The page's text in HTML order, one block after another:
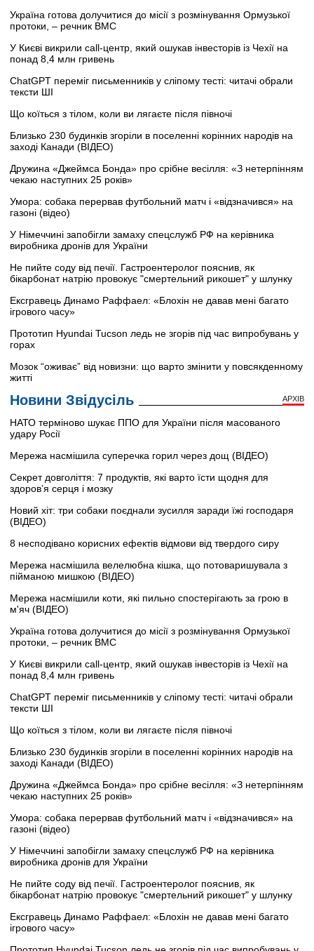
Україна готова долучитися до місії з розмінування Ормузької
протоки, – речник ВМС
У Києві викрили call-центр, який ошукав інвесторів із Чехії на
понад 8,4 млн гривень
ChatGPT переміг письменників у сліпому тесті: читачі обрали
тексти ШІ
Що коїться з тілом, коли ви лягаєте після півночі
Близько 230 будинків згоріли в поселенні корінних народів на
заході Канади (ВІДЕО)
Дружина «Джеймса Бонда» про срібне весілля: «З нетерпінням
чекаю наступних 25 років»
Умора: собака перервав футбольний матч і «відзначився» на
газоні (відео)
У Німеччині запобігли замаху спецслужб РФ на керівника
виробника дронів для України
Не пийте соду від печії. Гастроентеролог пояснив, як
бікарбонат натрію провокує "смертельний рикошет" у шлунку
Ексгравець Динамо Раффаел: «Блохін не давав мені багато
ігрового часу»
Прототип Hyundai Tucson ледь не згорів під час випробувань у
горах
Мозок “оживає” від новизни: що варто змінити у повсякденному
житті
Новини Звідусіль АРХІВ
НАТО терміново шукає ППО для України після масованого
удару Росії
Мережа насмішила суперечка горил через дощ (ВІДЕО)
Секрет довголіття: 7 продуктів, які варто їсти щодня для
здоров’я серця і мозку
Новий хіт: три собаки поєднали зусилля заради їжі господаря
(ВІДЕО)
8 несподівано корисних ефектів відмови від твердого сиру
Мережа насмішила велелюбна кішка, що потоваришувала з
пійманою мишкою (ВІДЕО)
Мережа насмішили коти, які пильно спостерігають за грою в
м'яч (ВІДЕО)
Україна готова долучитися до місії з розмінування Ормузької
протоки, – речник ВМС
У Києві викрили call-центр, який ошукав інвесторів із Чехії на
понад 8,4 млн гривень
ChatGPT переміг письменників у сліпому тесті: читачі обрали
тексти ШІ
Що коїться з тілом, коли ви лягаєте після півночі
Близько 230 будинків згоріли в поселенні корінних народів на
заході Канади (ВІДЕО)
Дружина «Джеймса Бонда» про срібне весілля: «З нетерпінням
чекаю наступних 25 років»
Умора: собака перервав футбольний матч і «відзначився» на
газоні (відео)
У Німеччині запобігли замаху спецслужб РФ на керівника
виробника дронів для України
Не пийте соду від печії. Гастроентеролог пояснив, як
бікарбонат натрію провокує "смертельний рикошет" у шлунку
Ексгравець Динамо Раффаел: «Блохін не давав мені багато
ігрового часу»